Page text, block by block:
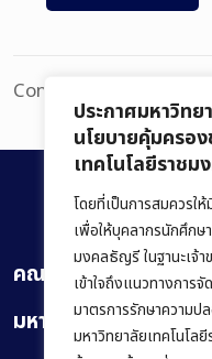
ประกาศมหาวิท
นโยบายคุ้มครอ
เทคโนโลยีราช
โดยที่เป็นการสมควรใ
เพื่อให้บุคลากรนักศึกษ
มงคลธัญรี ในฐานะเจ้
เข้าใจถึงแนวทางการ
มาตรการรักษาความป
มหาวิทยาลัยเทคโนโ
Comments are closed.
คณะบริหารธุรกิจ
มหาวิทยาลัยเทคโนโ